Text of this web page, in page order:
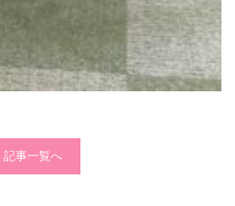
記事一覧へ